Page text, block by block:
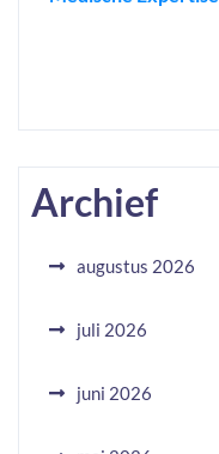
Archief
augustus 2026
juli 2026
juni 2026